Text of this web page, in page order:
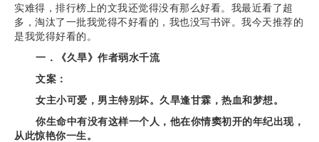
实难得，排行榜上的文我还觉得没有那么好看。我最近看了超
多，淘汰了一批我觉得不好看的，我也没写书评。我今天推荐的
是我觉得好看的。
一．《久旱》作者弱水千流
文案：
女主小可爱，男主特别坏。久旱逢甘霖，热血和梦想。
你生命中有没有这样一个人，他在你情窦初开的年纪出现，
从此惊艳你一生。